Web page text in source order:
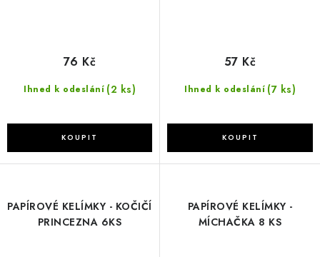
Ihned k odeslání (2 ks)
76 Kč
Ihned k odeslání (7 ks)
57 Kč
PAPÍROVÉ KELÍMKY - KOČIČÍ
PRINCEZNA 6KS
PAPÍROVÉ KELÍMKY -
MÍCHAČKA 8 KS